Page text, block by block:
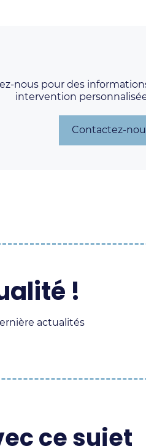
nous pour des
intervention
Contactez-
!
actualités
ce sujet